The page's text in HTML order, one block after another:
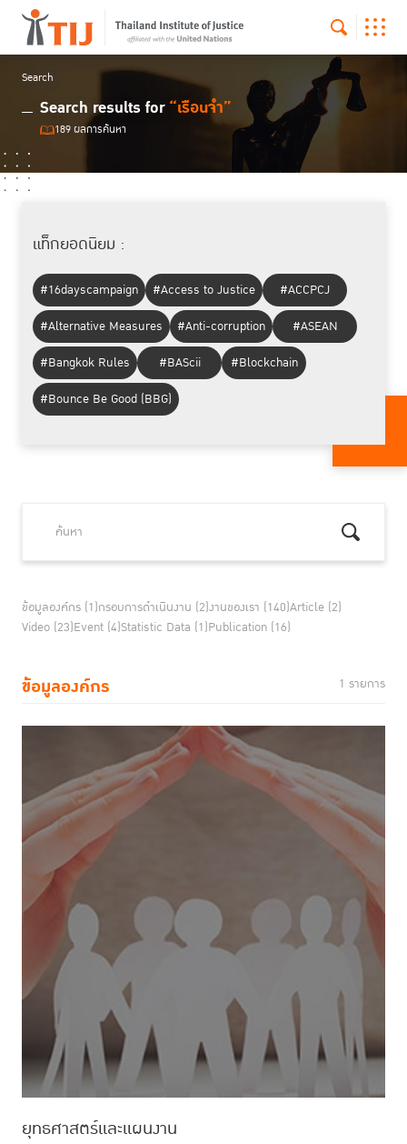
Search
Search results for“เรือนจำ”
189 ผลการค้นหา
แท็กยอดนิยม :
#16dayscampaign #Access to Justice
#ACCPCJ
#Alternative Measures
#Anti-corruption
#ASEAN
#Bangkok Rules
#BAScii
#Blockchain
#Bounce Be Good (BBG)
ข้อมูลองค์กร (1)กรอบการดำเนินงาน (2)งานของเรา (140)Article (2)
Video (23)Event (4)Statistic Data (1)Publication (16)
ข้อมูลองค์กร 1 รายการ
ยุทธศาสตร์และแผนงาน